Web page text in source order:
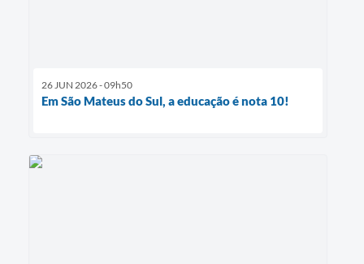
26 JUN 2026 - 09h50
Em São Mateus do Sul, a educação é nota 10!